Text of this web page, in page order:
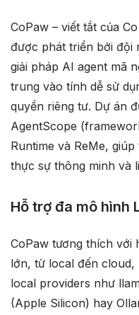
CoPaw – viết tắt của
được phát triển bởi đội
giải pháp AI agent mã
trung vào tính dễ sử
quyền riêng tư. Dự án
AgentScope
Runtime và ReMe,
thực sự thông minh và
Hỗ trợ đa mô hình
CoPaw tương thích với
lớn, từ local đến cloud,
local providers như
(Apple Silicon) hay